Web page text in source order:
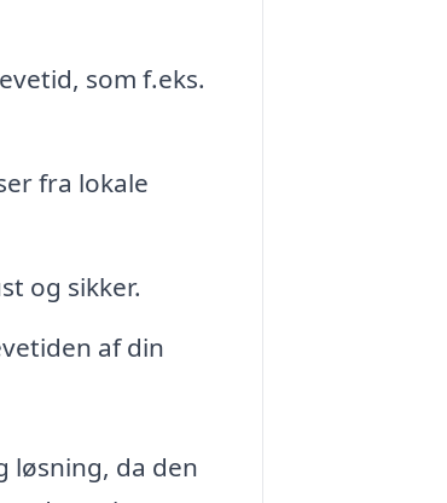
som f.eks.
fra lokale
og sikker.
af din
løsning, da den